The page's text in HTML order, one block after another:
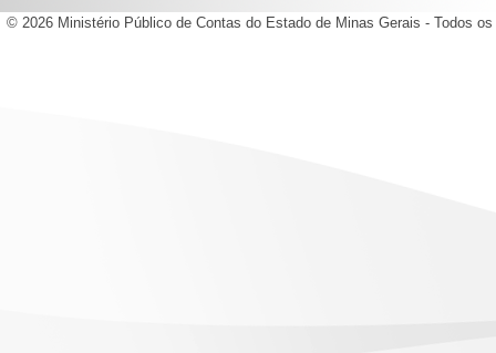
© 2026 Ministério Público de Contas do Estado de Minas Gerais - Todos